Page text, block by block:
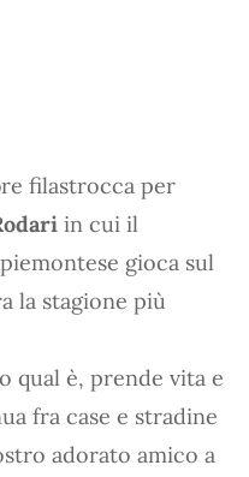
filastrocca per
in cui il
gioca sul
la stagione più
qual è, prende vita e
fra case e stradine
adorato amico a